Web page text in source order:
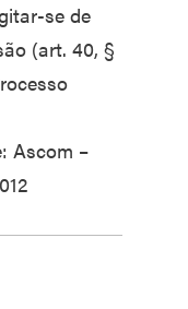
se de
(art. 40, §
Ascom –